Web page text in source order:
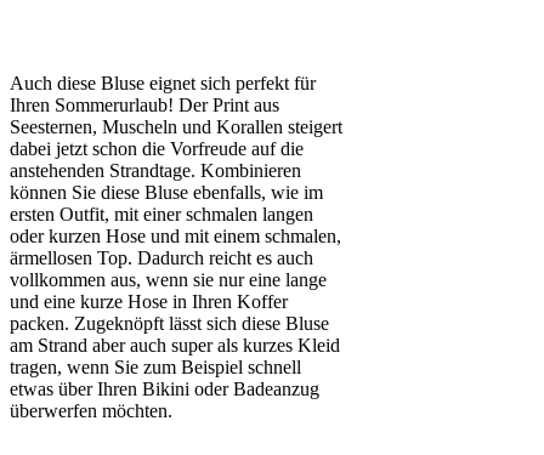
Auch diese Bluse eignet sich perfekt für
Ihren Sommerurlaub! Der Print aus
Seesternen, Muscheln und Korallen steigert
dabei jetzt schon die Vorfreude auf die
anstehenden Strandtage. Kombinieren
können Sie diese Bluse ebenfalls, wie im
ersten Outfit, mit einer schmalen langen
oder kurzen Hose und mit einem schmalen,
ärmellosen Top. Dadurch reicht es auch
vollkommen aus, wenn sie nur eine lange
und eine kurze Hose in Ihren Koffer
packen. Zugeknöpft lässt sich diese Bluse
am Strand aber auch super als kurzes Kleid
tragen, wenn Sie zum Beispiel schnell
etwas über Ihren Bikini oder Badeanzug
überwerfen möchten.